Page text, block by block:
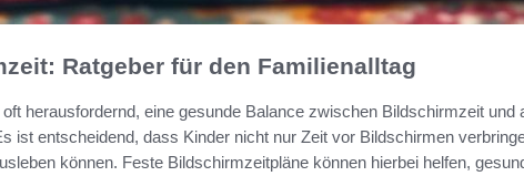
Ratgeber für den Familienalltag
herausfordernd, eine gesunde Balance zwischen Bildschirmzeit und
ist entscheidend, dass Kinder nicht nur Zeit vor Bildschirmen
können. Feste Bildschirmzeitpläne können hierbei helfen,